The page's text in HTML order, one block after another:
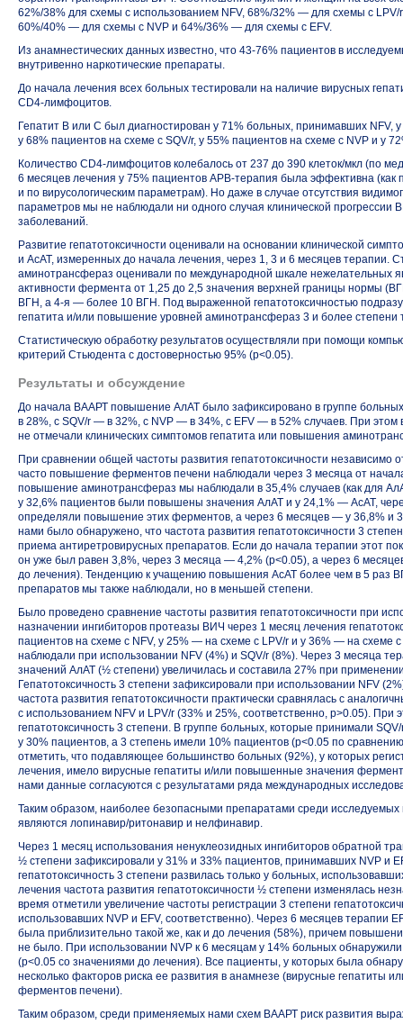
62%/38% для схемы с использованием NFV, 68%/32% — для схемы с LPV/
60%/40% — для схемы с NVP и 64%/36% — для схемы с EFV.
Из анамнестических данных известно, что 43-76% пациентов в
внутривенно наркотические препараты.
До начала лечения всех больных тестировали на наличие вирусных
CD4-лимфоцитов.
Гепатит В или С был диагностирован у 71% больных, принимавших NFV,
у 68% пациентов на схеме с SQV/r, у 55% пациентов на схеме с NVP и у
Количество CD4-лимфоцитов колебалось от 237 до 390 клеток/мкл (по
6 месяцев лечения у 75% пациентов АРВ-терапия была эффективна (как
и по вирусологическим параметрам). Но даже в случае отсутствия
параметров мы не наблюдали ни одного случая клинической прогрессии
заболеваний.
Развитие гепатотоксичности оценивали на основании клинической
и АсАТ, измеренных до начала лечения, через 1, 3 и 6 месяцев терапии.
аминотрансфераз оценивали по международной шкале нежелательных
активности фермента от 1,25 до 2,5 значения верхней границы нормы
ВГН, а 4-я — более 10 ВГН. Под выраженной гепатотоксичностью
гепатита и/или повышение уровней аминотрансфераз 3 и более степени
Статистическую обработку результатов осуществляли при помощи
критерий Стьюдента с достоверностью 95% (p<0.05).
Результаты и обсуждение
До начала ВААРТ повышение АлАТ было зафиксировано в группе
в 28%, с SQV/r — в 32%, с NVP — в 34%, с EFV — в 52% случаев. При этом
не отмечали клинических симптомов гепатита или повышения
При сравнении общей частоты развития гепатотоксичности независимо
часто повышение ферментов печени наблюдали через 3 месяца от
повышение аминотрансфераз мы наблюдали в 35,4% случаев (как для
у 32,6% пациентов были повышены значения АлАТ и у 24,1% — АсАТ,
определяли повышение этих ферментов, а через 6 месяцев — у 36,8% и
нами было обнаружено, что частота развития гепатотоксичности 3
приема антиретровирусных препаратов. Если до начала терапии этот
он уже был равен 3,8%, через 3 месяца — 4,2% (p<0.05), а через 6
до лечения). Тенденцию к учащению повышения АсАТ более чем в 5 раз
препаратов мы также наблюдали, но в меньшей степени.
Было проведено сравнение частоты развития гепатотоксичности при
назначении ингибиторов протеазы ВИЧ через 1 месяц лечения
пациентов на схеме с NFV, у 25% — на схеме с LPV/r и у 36% — на схеме
наблюдали при использовании NFV (4%) и SQV/r (8%). Через 3 месяца
значений АлАТ (½ степени) увеличилась и составила 27% при
Гепатотоксичность 3 степени зафиксировали при использовании NFV
частота развития гепатотоксичности практически сравнялась с
с использованием NFV и LPV/r (33% и 25%, соответственно, p>0.05). При
гепатотоксичность 3 степени. В группе больных, которые принимали
у 30% пациентов, а 3 степень имели 10% пациентов (p<0.05 по
отметить, что подавляющее большинство больных (92%), у которых
лечения, имело вирусные гепатиты и/или повышенные значения
нами данные согласуются с результатами ряда международных
Таким образом, наиболее безопасными препаратами среди
являются лопинавир/ритонавир и нелфинавир.
Через 1 месяц использования ненуклеозидных ингибиторов обратной
½ степени зафиксировали у 31% и 33% пациентов, принимавших NVP и
гепатотоксичность 3 степени развилась только у больных,
лечения частота развития гепатотоксичности ½ степени изменялась
время отметили увеличение частоты регистрации 3 степени
использовавших NVP и EFV, соответственно). Через 6 месяцев терапии
была приблизительно такой же, как и до лечения (58%), причем
не было. При использовании NVP к 6 месяцам у 14% больных обнаружили
(p<0.05 со значениями до лечения). Все пациенты, у которых была
несколько факторов риска ее развития в анамнезе (вирусные гепатиты
ферментов печени).
Таким образом, среди применяемых нами схем ВААРТ риск развития